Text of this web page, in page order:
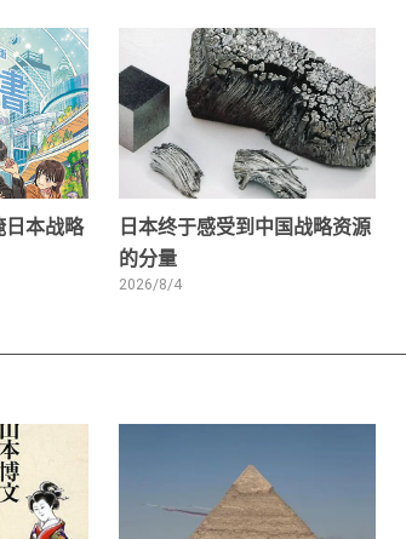
日本战略
日本终于感受到中国战略资源
的分量
2026/8/4